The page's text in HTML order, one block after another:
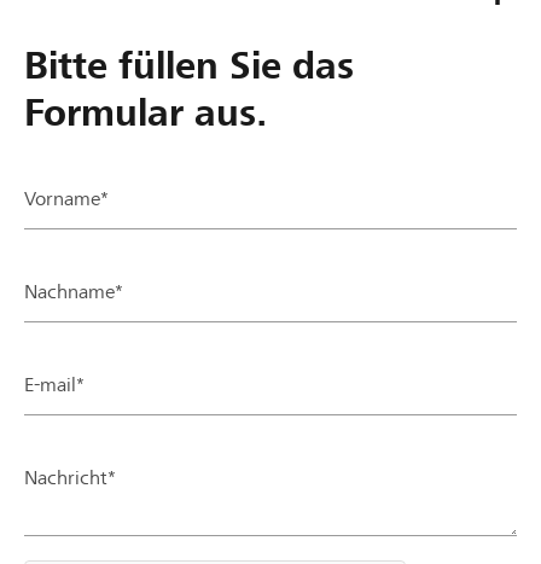
Bitte füllen Sie das
Formular aus.
Vorname*
Nachname*
E-mail*
Nachricht*